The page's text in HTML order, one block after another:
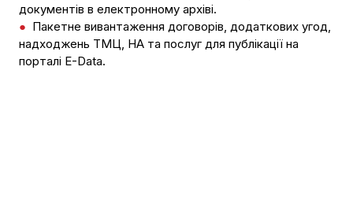
документів в електронному архіві.
● Пакетне вивантаження договорів, додаткових угод,
надходжень ТМЦ, НА та послуг для публікації на
порталі E-Data.